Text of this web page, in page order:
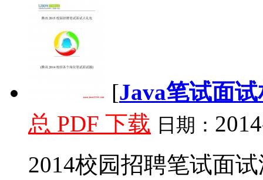
[Java笔试面
总 PDF 下载 日期：
2014校园招聘笔试面